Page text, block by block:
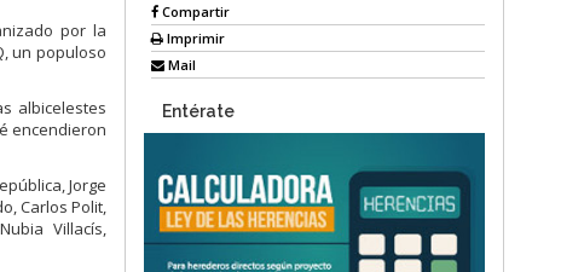
por la
un populoso
albicelestes
encendieron
Jorge
Carlos Polit,
Villacís,
Compartir
Imprimir
Mail
Entérate